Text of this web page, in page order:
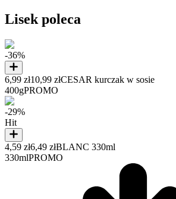
Lisek poleca
-36%
6,99 zł10,99 złCESAR kurczak w sosie
400gPROMO
-29%
Hit
4,59 zł6,49 złBLANC 330ml
330mlPROMO